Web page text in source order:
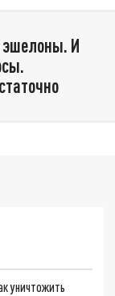
эшелоны. И
уничтожить